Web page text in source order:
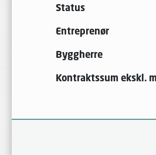
Status
Entreprenør
Byggherre
Kontraktssum ekskl.